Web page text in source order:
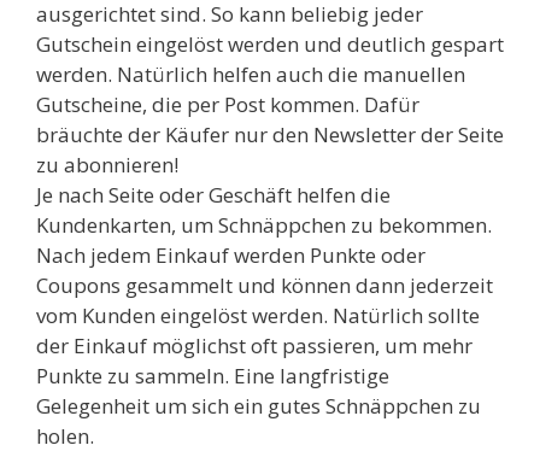
ausgerichtet sind. So kann beliebig jeder
Gutschein eingelöst werden und deutlich gespart
werden. Natürlich helfen auch die manuellen
Gutscheine, die per Post kommen. Dafür
bräuchte der Käufer nur den Newsletter der Seite
zu abonnieren!
Je nach Seite oder Geschäft helfen die
Kundenkarten, um Schnäppchen zu bekommen.
Nach jedem Einkauf werden Punkte oder
Coupons gesammelt und können dann jederzeit
vom Kunden eingelöst werden. Natürlich sollte
der Einkauf möglichst oft passieren, um mehr
Punkte zu sammeln. Eine langfristige
Gelegenheit um sich ein gutes Schnäppchen zu
holen.